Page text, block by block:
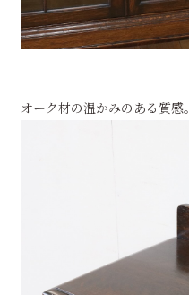
オーク材の温かみのある質感。